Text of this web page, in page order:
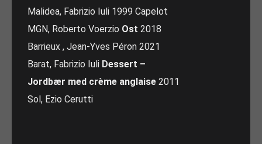
Malidea, Fabrizio Iuli 1999 Capelot
MGN, Roberto Voerzio Ost 2018
Barrieux , Jean-Yves Péron 2021
Barat, Fabrizio Iuli Dessert –
Jordbær med crème anglaise 2011
Sol, Ezio Cerutti